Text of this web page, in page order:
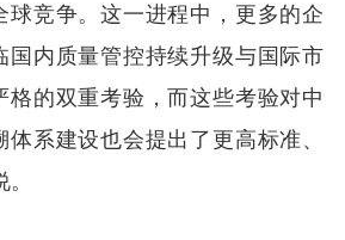
球竞争。这一进程中，更多的企
国内质量管控持续升级与国际市
格的双重考验，而这些考验对中
系建设也会提出了更高标准、